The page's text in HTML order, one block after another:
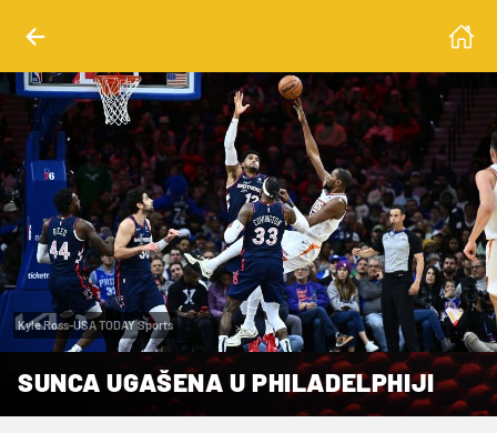
Kyle Ross-USA TODAY Sports
SUNCA UGAŠENA U PHILADELPHIJI